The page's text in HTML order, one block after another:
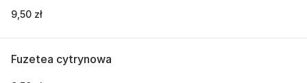
9,50 zł
Fuzetea cytrynowa